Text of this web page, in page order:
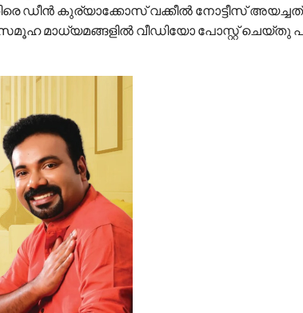
ഡീൻ കുര്യാക്കോസ് വക്കീൽ നോട്ടീസ്
മാധ്യമങ്ങളിൽ വീഡിയോ പോസ്റ്റ് ചെയ്തു